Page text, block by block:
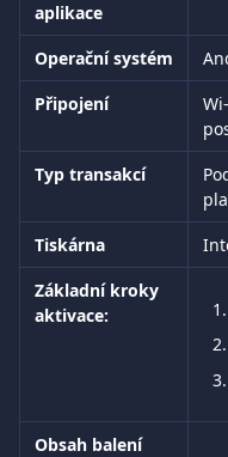
aplikace
Operační systém
Připojení
Typ transakcí
Tiskárna
Základní kroky
aktivace:
Obsah balení